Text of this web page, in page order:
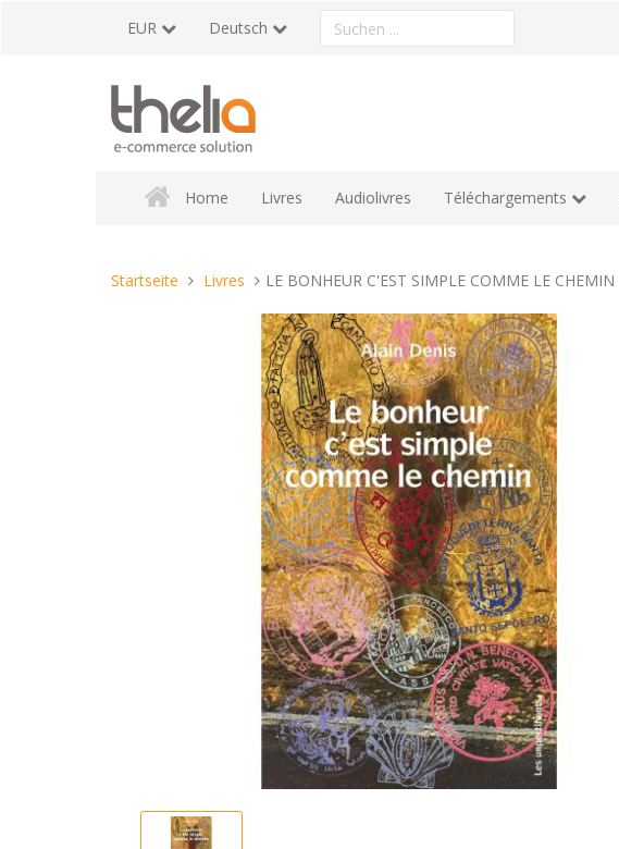
EUR Deutsch
Ein
Produkt
Home Livres Audiolivres Téléchargements
Sie
Startseite Livres LE BONHEUR C'EST SIMPLE COMME LE CHEMIN